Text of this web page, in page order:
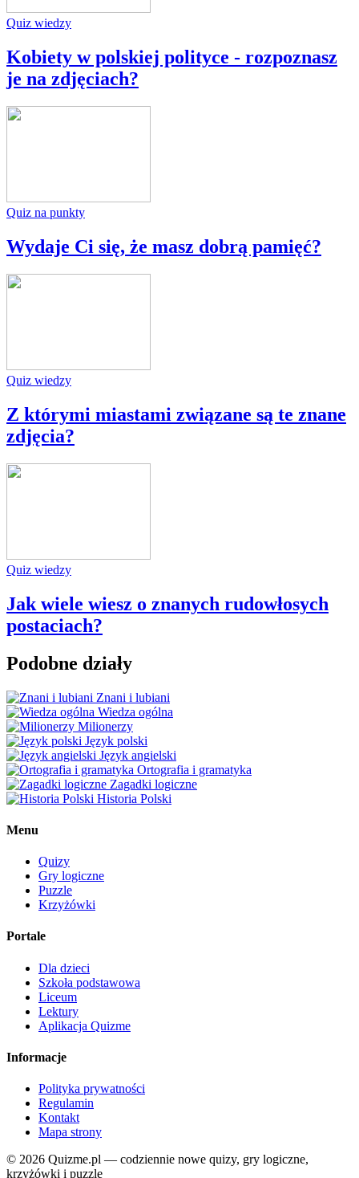
Quiz wiedzy
Kobiety w polskiej polityce - rozpoznasz
je na zdjęciach?
Quiz na punkty
Wydaje Ci się, że masz dobrą pamięć?
Quiz wiedzy
Z którymi miastami związane są te znane
zdjęcia?
Quiz wiedzy
Jak wiele wiesz o znanych rudowłosych
postaciach?
Podobne działy
Znani i lubiani
Wiedza ogólna
Milionerzy
Język polski
Język angielski
Ortografia i gramatyka
Zagadki logiczne
Historia Polski
Menu
Quizy
Gry logiczne
Puzzle
Krzyżówki
Portale
Dla dzieci
Szkoła podstawowa
Liceum
Lektury
Aplikacja Quizme
Informacje
Polityka prywatności
Regulamin
Kontakt
Mapa strony
© 2026 Quizme.pl — codziennie nowe quizy, gry logiczne,
krzyżówki i puzzle